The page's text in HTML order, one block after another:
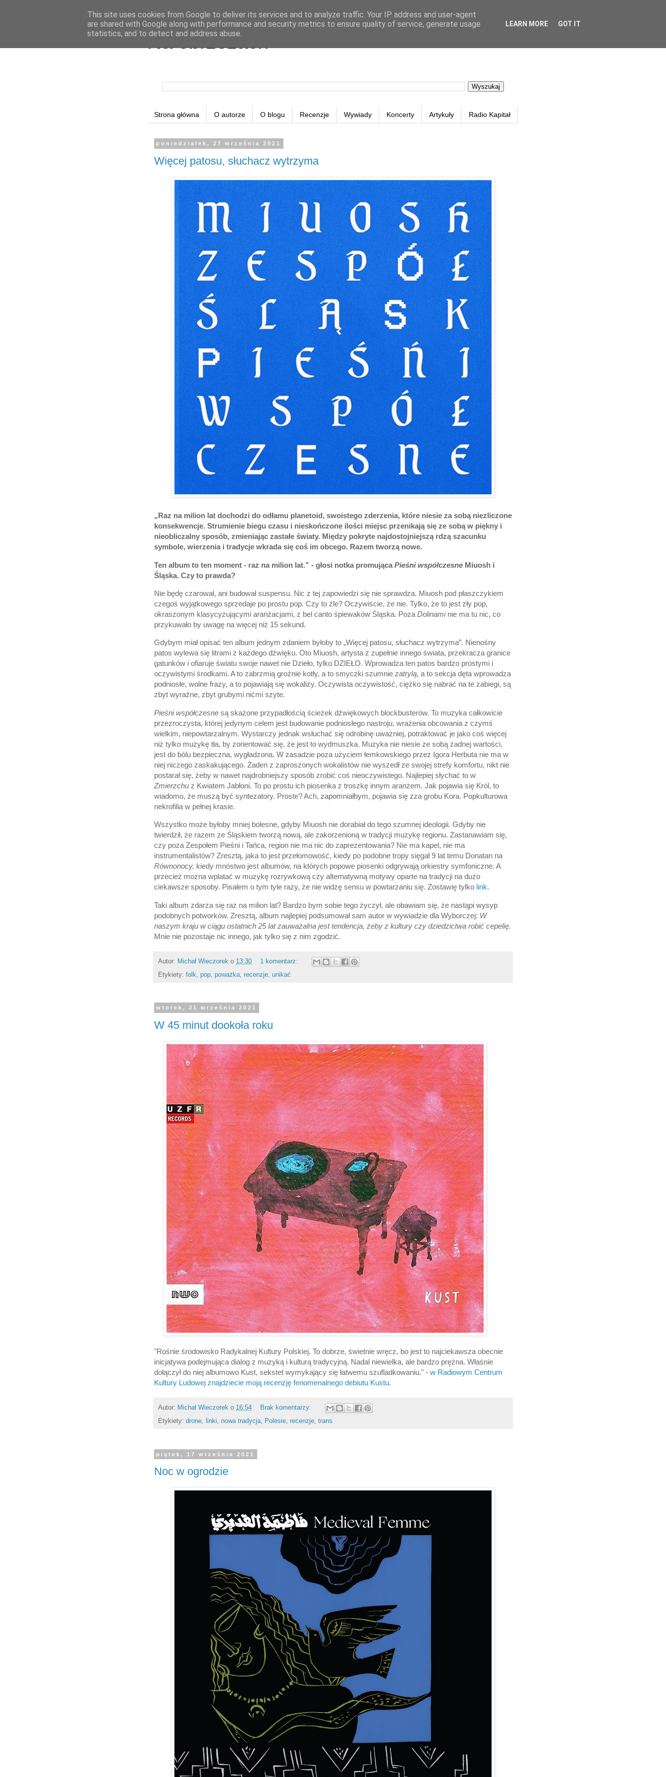
Na obrzeżach
Strona główna O autorze O blogu Recenzje Wywiady Koncerty Artykuły Radio Kapitał
poniedziałek, 27 września 2021
Więcej patosu, słuchacz wytrzyma
„Raz na milion lat dochodzi do odłamu planetoid, swoistego zderzenia, które niesie za sobą niezliczone
konsekwencje. Strumienie biegu czasu i nieskończone ilości miejsc przenikają się ze sobą w piękny i
nieobliczalny sposób, zmieniając zastałe światy. Między pokryte najdostojniejszą rdzą szacunku
symbole, wierzenia i tradycje wkrada się coś im obcego. Razem tworzą nowe.
Ten album to ten moment - raz na milion lat.” - głosi notka promująca Pieśni współczesne Miuosh i
Śląska. Czy to prawda?
Nie będę czarował, ani budował suspensu. Nic z tej zapowiedzi się nie sprawdza. Miuosh pod płaszczykiem
czegoś wyjątkowego sprzedaje po prostu pop. Czy to źle? Oczywiście, że nie. Tylko, że to jest zły pop,
okraszonym klasycyzującymi aranżacjami, z bel canto śpiewaków Śląska. Poza Dolinaminie ma tu nic, co
przykuwało by uwagę na więcej niż 15 sekund.
Gdybym miał opisać ten album jednym zdaniem byłoby to „Więcej patosu, słuchacz wytrzyma”. Nienośny
patos wylewa się litrami z każdego dźwięku. Oto Miuosh, artysta z zupełnie innego świata, przekracza granice
gatunków i ofiaruje światu swoje nawet nie Dzieło, tylko DZIEŁO. Wprowadza ten patos bardzo prostymi i
oczywistymi środkami. A to zabrzmią groźnie kotły, a to smyczki szumnie zatrylą, a to sekcja dęta wprowadza
podniosłe, wolne frazy, a to pojawiają się wokalizy. Oczywista oczywistość, ciężko się nabrać na te zabiegi, są
zbyt wyraźne, zbyt grubymi nićmi szyte.
Pieśni współczesne są skażone przypadłością ścieżek dźwiękowych blockbusterów. To muzyka całkowicie
przezroczysta, której jedynym celem jest budowanie podniosłego nastroju, wrażenia obcowania z czymś
wielkim, niepowtarzalnym. Wystarczy jednak wsłuchać się odrobinę uważniej, potraktować je jako coś więcej
niż tylko muzykę tła, by zorientować się, że jest to wydmuszka. Muzyka nie niesie ze sobą żadnej wartości,
jest do bólu bezpieczna, wygładzona. W zasadzie poza użyciem łemkowskiego przez Igora Herbuta nie ma w
niej niczego zaskakującego. Żaden z zaproszonych wokalistów nie wyszedł ze swojej strefy komfortu, nikt nie
postarał się, żeby w nawet najdrobniejszy sposób zrobić coś nieoczywistego. Najlepiej słychać to w
Zmierzchu z Kwiatem Jabłoni. To po prostu ich piosenka z troszkę innym aranżem. Jak pojawia się Król, to
wiadomo, że muszą być syntezatory. Proste? Ach, zapomniałbym, pojawia się zza grobu Kora. Popkulturowa
nekrofilia w pełnej krasie.
Wszystko może byłoby mniej bolesne, gdyby Miuosh nie dorabiał do tego szumnej ideologii. Gdyby nie
twierdził, że razem ze Śląskiem tworzą nową, ale zakorzenioną w tradycji muzykę regionu. Zastanawiam się,
czy poza Zespołem Pieśni i Tańca, region nie ma nic do zaprezentowania? Nie ma kapel, nie ma
instrumentalistów? Zresztą, jaka to jest przełomowość, kiedy po podobne tropy sięgał 9 lat temu Donatan na
Równonocy, kiedy mnóstwo jest albumów, na których popowe piosenki odgrywają orkiestry symfoniczne. A
przecież można wplatać w muzykę rozrywkową czy alternatywną motywy oparte na tradycji na dużo
ciekawsze sposoby. Pisałem o tym tyle razy, że nie widzę sensu w powtarzaniu się. Zostawię tylko link.
Taki album zdarza się raz na milion lat? Bardzo bym sobie tego życzył, ale obawiam się, że nastąpi wysyp
podobnych potworków. Zresztą, album najlepiej podsumował sam autor w wywiadzie dla Wyborczej: W
naszym kraju w ciągu ostatnich 25 lat zauważalna jest tendencja, żeby z kultury czy dziedzictwa robić cepelię.
Mnie nie pozostaje nic innego, jak tylko się z nim zgodzić.
Autor: Michał Wieczorek o 13:30
1 komentarz:
Etykiety: folk, pop, poważka, recenzje, unikać
wtorek, 21 września 2021
W 45 minut dookoła roku
"Rośnie środowisko Radykalnej Kultury Polskiej. To dobrze, świetnie wręcz, bo jest to najciekawsza obecnie
inicjatywa podejmująca dialog z muzyką i kulturą tradycyjną. Nadal niewielka, ale bardzo prężna. Właśnie
dołączył do niej albumowo Kust, sekstet wymykający się łatwemu szufladkowaniu." - w Radiowym Centrum
Kultury Ludowej znajdziecie moją recenzję fenomenalnego debiutu Kustu.
Autor: Michał Wieczorek o 16:54
Brak komentarzy:
Etykiety: drone, linki, nowa tradycja, Polesie, recenzje, trans
piątek, 17 września 2021
Noc w ogrodzie
This site uses cookies from Google to deliver its services and to analyze traffic. Your IP address and user-agent
are shared with Google along with performance and security metrics to ensure quality of service, generate usage
statistics, and to detect and address abuse.
LEARN MORE GOT IT